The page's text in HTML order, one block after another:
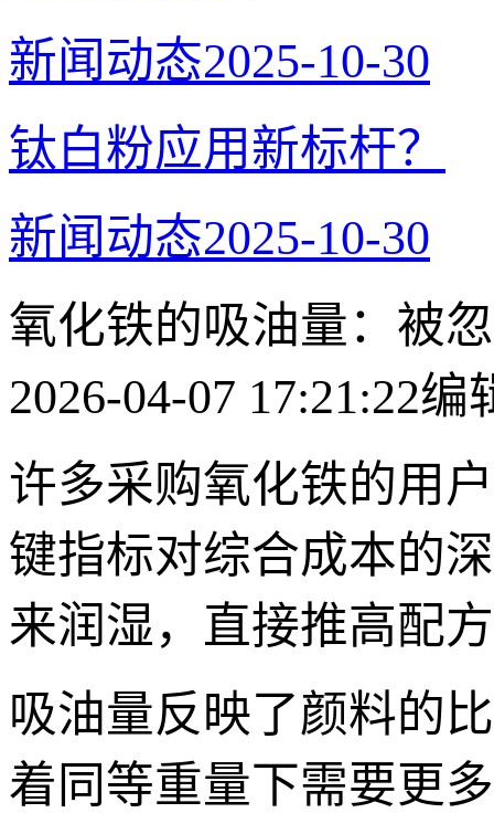
新闻动态2025-10-30
​钛白粉应用新标杆？
新闻动态2025-10-30
氧化铁的吸油量：被
2026-04-07 17:21:22编
许多采购氧化铁的用
键指标对综合成本的
来润湿，直接推高配
吸油量反映了颜料的
着同等重量下需要更